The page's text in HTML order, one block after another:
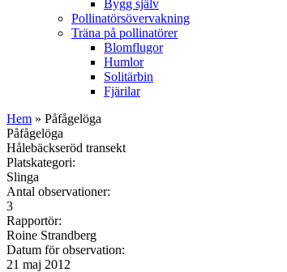
Bygg själv
Pollinatörsövervakning
Träna på pollinatörer
Blomflugor
Humlor
Solitärbin
Fjärilar
Hem » Påfågelöga
Påfågelöga
Hålebäckseröd transekt
Platskategori:
Slinga
Antal observationer:
3
Rapportör:
Roine Strandberg
Datum för observation:
21 maj 2012